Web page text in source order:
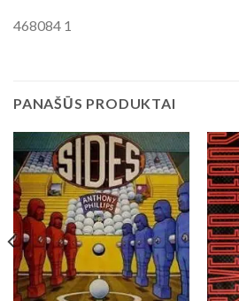
468084 1
PANAŠŪS PRODUKTAI